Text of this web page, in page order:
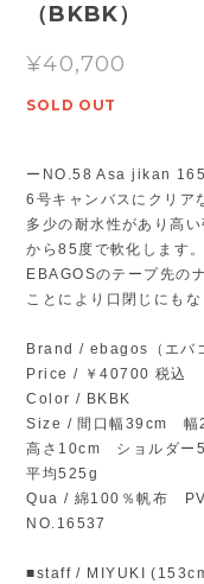
（BKBK）
¥40,700
SOLD OUT
ーNO.58 Asa jikan
6号キャンバスにクリア
多少の耐水性があり高
から85度で軟化します。
EBAGOSのテープ先の
ことにより口閉じにも
Brand / ebagos（エバ
Price / ￥40700 税込
Color / BKBK
Size / 間口幅39cm
高さ10cm ショルダー
平均525g
Qua / 綿100％帆布
NO.16537
■staff / MIYUKI